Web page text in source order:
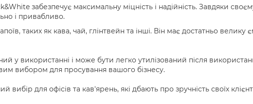
забезпечує максимальну міцність і надійність. Завдяки
і привабливо.
таких як кава, чай, глінтвейн та інші. Він має достатньо велику
у використанні і може бути легко утилізований після
вибором для просування вашого бізнесу.
для офісів та кав'ярень, які дбають про зручність своїх